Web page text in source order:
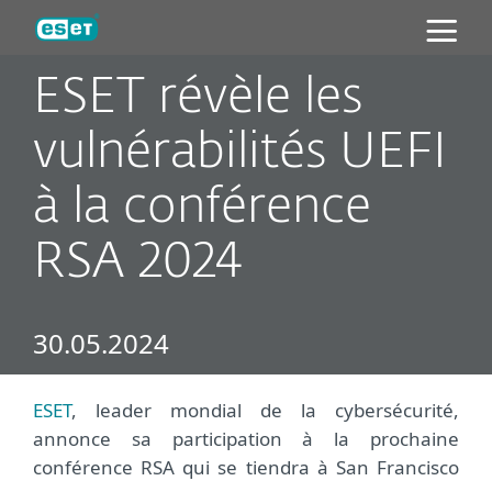
ESET révèle les
vulnérabilités UEFI
à la conférence
RSA 2024
30.05.2024
ESET, leader mondial de la cybersécurité,
annonce sa participation à la prochaine
conférence RSA qui se tiendra à San Francisco
ESET